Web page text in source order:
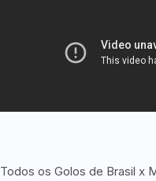
os Golos de Brasil x